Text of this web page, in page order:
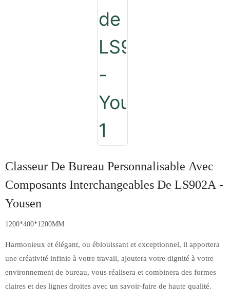
Classeur De Bureau Personnalisable Avec
Composants Interchangeables De LS902A -
Yousen
1200*400*1200MM
Harmonieux et élégant, ou éblouissant et exceptionnel, il apportera
une créativité infinie à votre travail, ajoutera votre dignité à votre
environnement de bureau, vous réalisera et combinera des formes
claires et des lignes droites avec un savoir-faire de haute qualité.